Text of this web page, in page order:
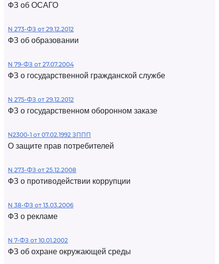
ФЗ об ОСАГО
N 273-ФЗ от 29.12.2012
ФЗ об образовании
N 79-ФЗ от 27.07.2004
ФЗ о государственной гражданской службе
N 275-ФЗ от 29.12.2012
ФЗ о государственном оборонном заказе
N2300-1 от 07.02.1992 ЗППП
О защите прав потребителей
N 273-ФЗ от 25.12.2008
ФЗ о противодействии коррупции
N 38-ФЗ от 13.03.2006
ФЗ о рекламе
N 7-ФЗ от 10.01.2002
ФЗ об охране окружающей среды